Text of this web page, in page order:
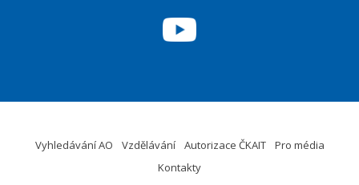
Vyhledávání AO Vzdělávání Autorizace ČKAIT
Pro média
Kontakty